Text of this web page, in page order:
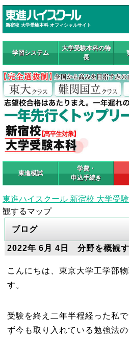
新宿校 大学受験本科 オフィシャルサイト
学習システム
大学受験本科の特
長
東進模試
学費・
申込手続き
東進ハイスクール 新宿校 大学受
観するマップ
ブログ
2022年 6月 4日 分野を概観
こんにちは、東京大学工学部
す。
受験を終え二年半程経った私
ず今も取り入れている勉強法